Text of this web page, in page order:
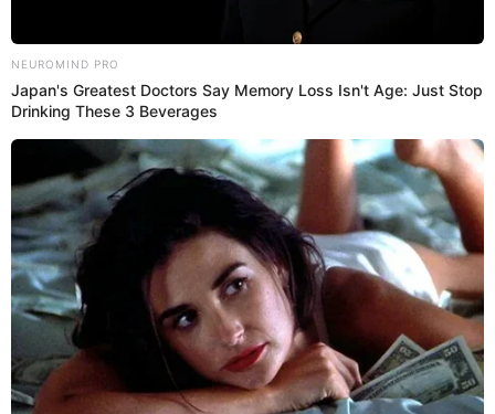
-Cuidado con correos sospechosos.
31/10/2024
Indecopi inicia monitoreo a
Interbank
A través de un comunicado, Indecopi comunicó que
iniciará un monitoreo al banco debido a los
problemas registrados por el ciberataque registrado
este miércoles 30 de octubre. Este hecho ha afectado
a los usuarios que utilizan la aplicación móvil y la
billetera digital Plin.